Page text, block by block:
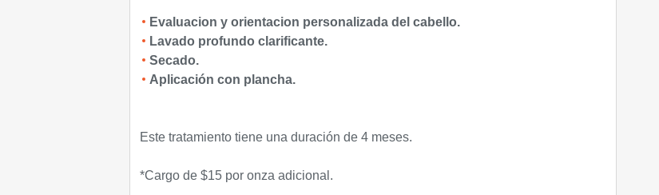
Evaluacion y orientacion personalizada del cabello.
Lavado profundo clarificante.
Secado.
Aplicación con plancha.
Este tratamiento tiene una duración de 4 meses.
*Cargo de $15 por onza adicional.